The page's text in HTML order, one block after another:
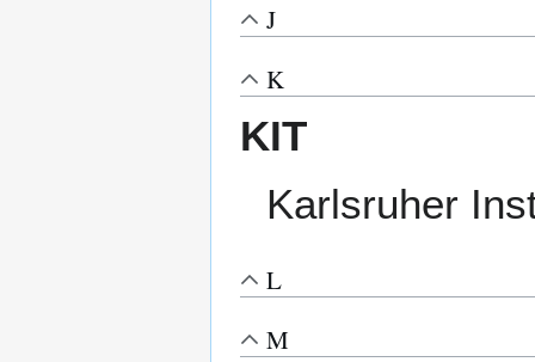
J
K
KIT
Karlsruher
L
M